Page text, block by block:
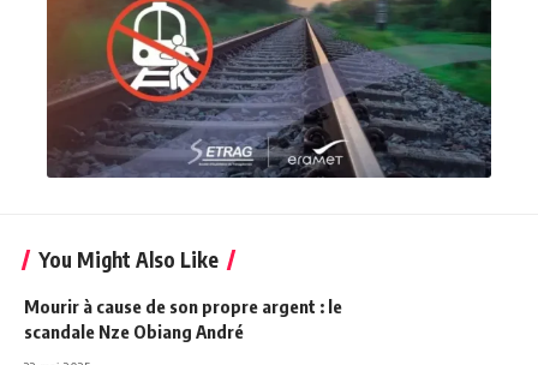
You Might Also Like
Mourir à cause de son propre argent : le
scandale Nze Obiang André